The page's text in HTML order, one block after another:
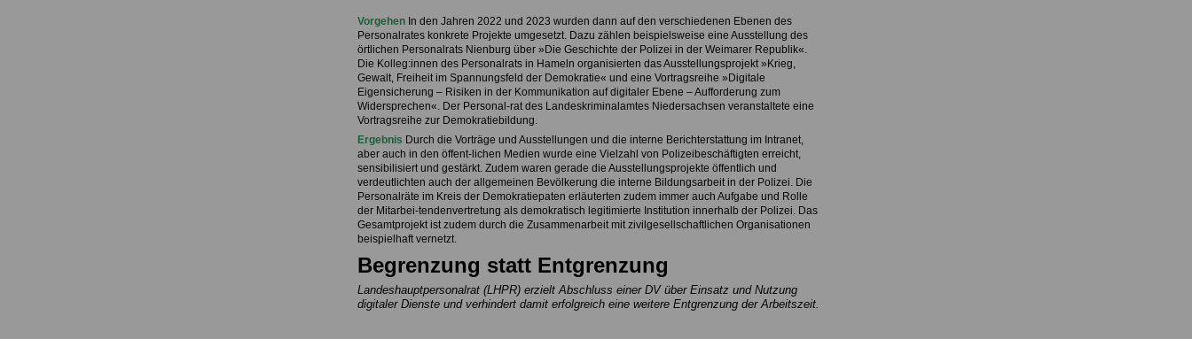
Vorgehen In den Jahren 2022 und 2023 wurden dann auf den verschiedenen Ebenen des
Personalrates konkrete Projekte umgesetzt. Dazu zählen beispielsweise eine Ausstellung des
örtlichen Personalrats Nienburg über »Die Geschichte der Polizei in der Weimarer Republik«.
Die Kolleg:innen des Personalrats in Hameln organisierten das Ausstellungsprojekt »Krieg,
Gewalt, Freiheit im Spannungsfeld der Demokratie« und eine Vortragsreihe »Digitale
Eigensicherung – Risiken in der Kommunikation auf digitaler Ebene – Aufforderung zum
Widersprechen«. Der Personal-rat des Landeskriminalamtes Niedersachsen veranstaltete eine
Vortragsreihe zur Demokratiebildung.
Ergebnis Durch die Vorträge und Ausstellungen und die interne Berichterstattung im Intranet,
aber auch in den öffent-lichen Medien wurde eine Vielzahl von Polizeibeschäftigten erreicht,
sensibilisiert und gestärkt. Zudem waren gerade die Ausstellungsprojekte öffentlich und
verdeutlichten auch der allgemeinen Bevölkerung die interne Bildungsarbeit in der Polizei. Die
Personalräte im Kreis der Demokratiepaten erläuterten zudem immer auch Aufgabe und Rolle
der Mitarbei-tendenvertretung als demokratisch legitimierte Institution innerhalb der Polizei. Das
Gesamtprojekt ist zudem durch die Zusammenarbeit mit zivilgesellschaftlichen Organisationen
beispielhaft vernetzt.
Begrenzung statt Entgrenzung
Landeshauptpersonalrat (LHPR) erzielt Abschluss einer DV über Einsatz und Nutzung
digitaler Dienste und verhindert damit erfolgreich eine weitere Entgrenzung der Arbeitszeit.